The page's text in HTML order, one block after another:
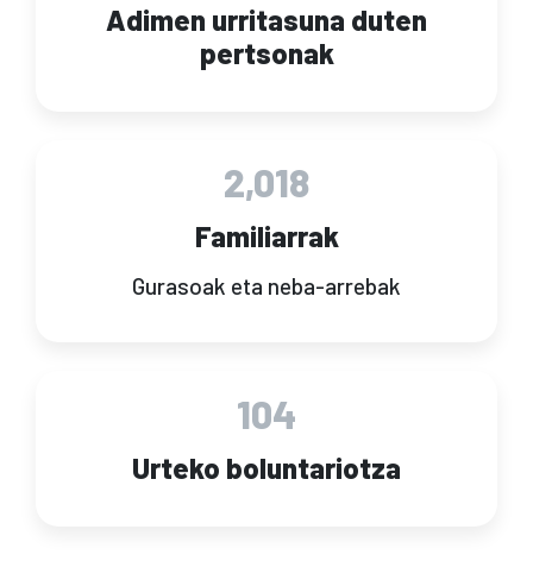
Adimen urritasuna duten
pertsonak
2,018
Familiarrak
Gurasoak eta neba-arrebak
104
Urteko boluntariotza